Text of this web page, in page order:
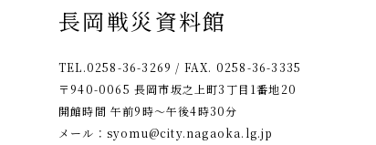
長岡戦災資料館
TEL.0258-36-3269 / FAX. 0258-36-3335
〒940-0065 長岡市坂之上町3丁目1番地20
開館時間 午前9時〜午後4時30分
メール： syomu@city.nagaoka.lg.jp